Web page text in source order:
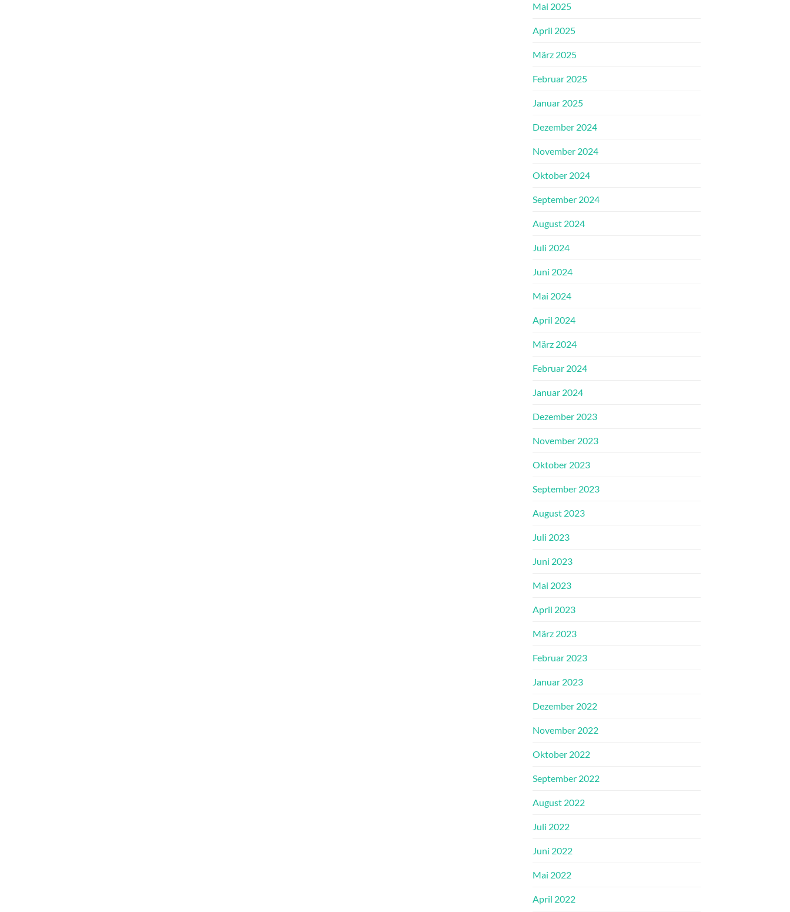
Mai 2025
April 2025
März 2025
Februar 2025
Januar 2025
Dezember 2024
November 2024
Oktober 2024
September 2024
August 2024
Juli 2024
Juni 2024
Mai 2024
April 2024
März 2024
Februar 2024
Januar 2024
Dezember 2023
November 2023
Oktober 2023
September 2023
August 2023
Juli 2023
Juni 2023
Mai 2023
April 2023
März 2023
Februar 2023
Januar 2023
Dezember 2022
November 2022
Oktober 2022
September 2022
August 2022
Juli 2022
Juni 2022
Mai 2022
April 2022